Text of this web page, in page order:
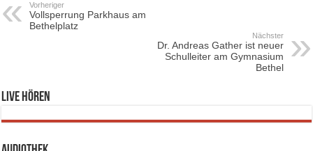
Vorheriger
Vollsperrung Parkhaus am
Bethelplatz
Nächster
Dr. Andreas Gather ist neuer
Schulleiter am Gymnasium
Bethel
Live hören